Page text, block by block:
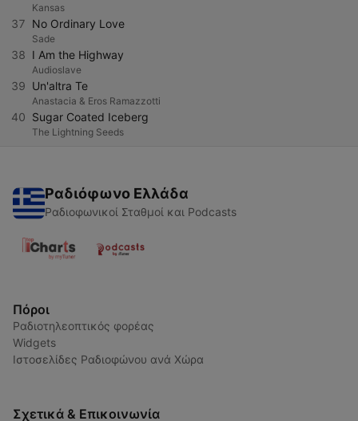
Kansas
37 No Ordinary Love
Sade
38 I Am the Highway
Audioslave
39 Un'altra Te
Anastacia & Eros Ramazzotti
40 Sugar Coated Iceberg
The Lightning Seeds
Ραδιόφωνο Ελλάδα
Ραδιοφωνικοί Σταθμοί και Podcasts
Πόροι
Ραδιοτηλεοπτικός φορέας
Widgets
Ιστοσελίδες Ραδιοφώνου ανά Χώρα
Σχετικά & Επικοινωνία